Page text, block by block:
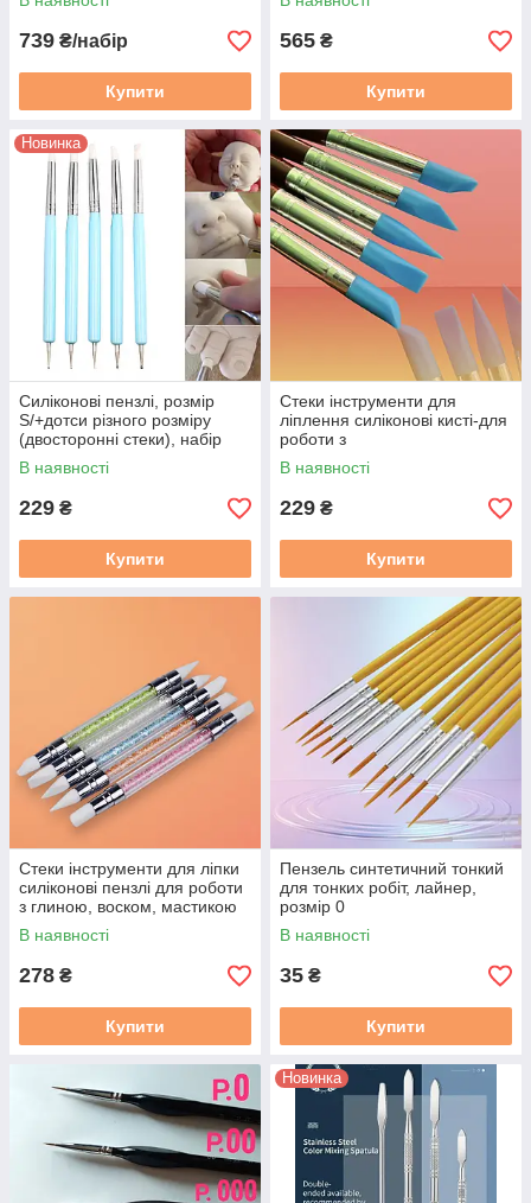
739 ₴/набір
Купити
565 ₴
Купити
Новинка
Силіконові пензлі, розмір
S/+дотси різного розміру
(двосторонні стеки), набір
стеки з 5 шт. Середня
жорсткість
В наявності
229 ₴
Купити
Стеки інструменти для
ліплення силіконові кисті-для
роботи з
глиною,воском,мастикою (5
шт. розмір М)
В наявності
229 ₴
Купити
Стеки інструменти для ліпки
силіконові пензлі для роботи
з глиною, воском, мастикою
(5, розмір М)
В наявності
278 ₴
Купити
Пензель синтетичний тонкий
для тонких робіт, лайнер,
розмір 0
В наявності
35 ₴
Купити
Новинка